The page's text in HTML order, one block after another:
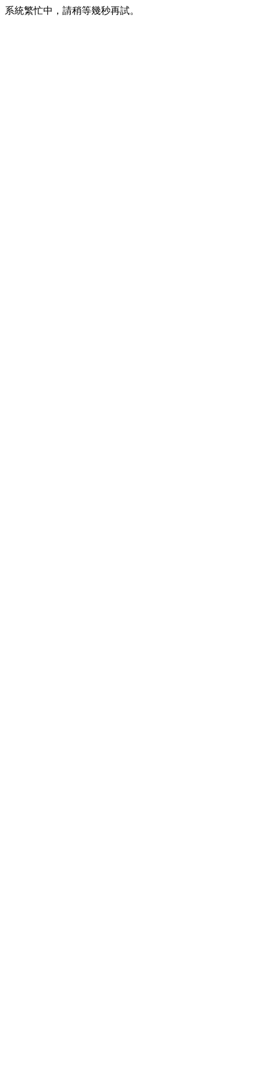
系統繁忙中，請稍等幾秒再試。